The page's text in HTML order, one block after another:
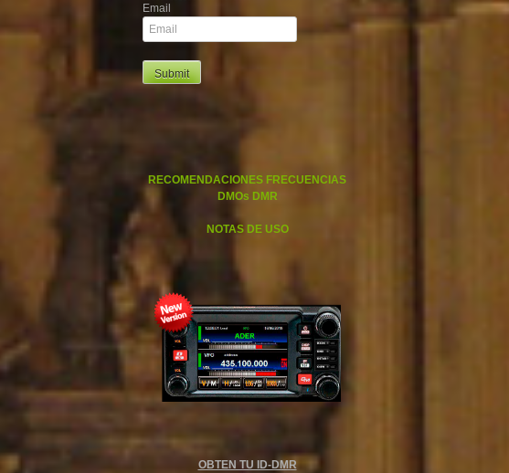
Email
RECOMENDACIONES FRECUENCIAS
DMOs DMR
NOTAS DE USO
OBTEN TU ID-DMR